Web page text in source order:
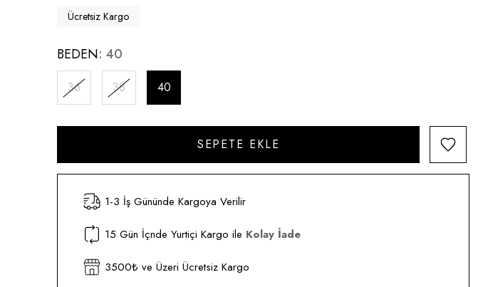
Ücretsiz Kargo
BEDEN 40
36 38 40
1-3 İş Gününde Kargoya Verilir
15 Gün İçnde Yurtiçi Kargo ile Kolay İade
3500₺ ve Üzeri Ücretsiz Kargo